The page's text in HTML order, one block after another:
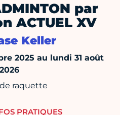
par
ACTUEL XV
Keller
2025 au lundi 31 août
2026
raquette
PRATIQUES